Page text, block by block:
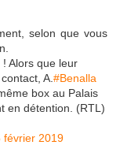
selon que vous
Alors que leur
A. #Benalla
box au Palais
en détention. (RTL)
février 2019